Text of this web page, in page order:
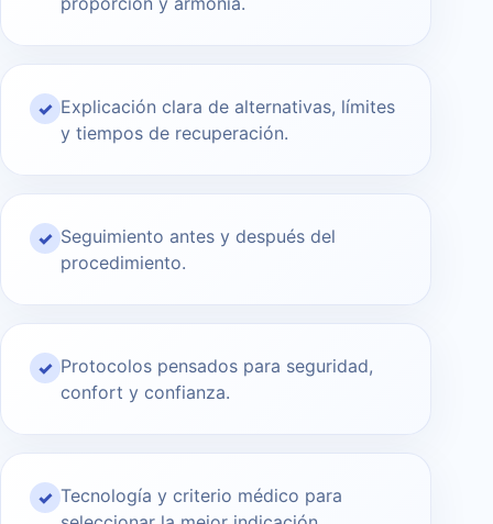
✓ Explicación clara de alternativas, límites
y tiempos de recuperación.
✓ Seguimiento antes y después del
procedimiento.
✓ Protocolos pensados para seguridad,
confort y confianza.
✓ Tecnología y criterio médico para